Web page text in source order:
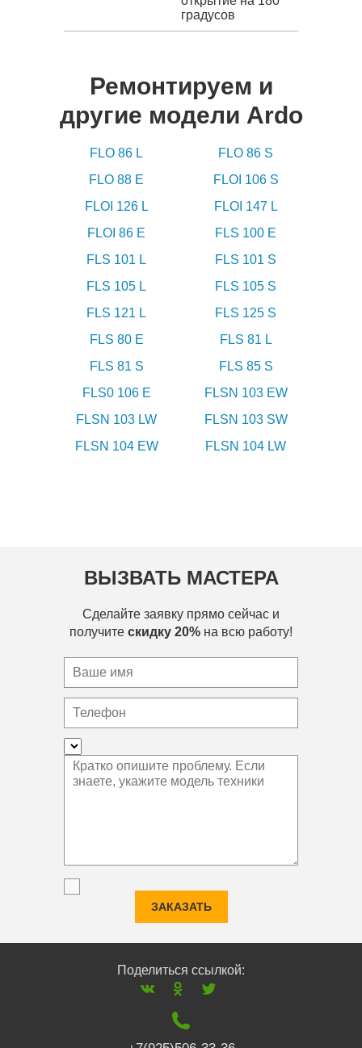
градусов
Ремонтируем и
другие модели Ardo
FLO 86 L
FLO 86 S
FLO 88 E
FLOI 106 S
FLOI 126 L
FLOI 147 L
FLOI 86 E
FLS 100 E
FLS 101 L
FLS 101 S
FLS 105 L
FLS 105 S
FLS 121 L
FLS 125 S
FLS 80 E
FLS 81 L
FLS 81 S
FLS 85 S
FLS0 106 E
FLSN 103 EW
FLSN 103 LW
FLSN 103 SW
FLSN 104 EW
FLSN 104 LW
ВЫЗВАТЬ МАСТЕРА
Сделайте заявку прямо сейчас и
получите скидку 20% на всю работу!
ЗАКАЗАТЬ
Поделиться ссылкой: